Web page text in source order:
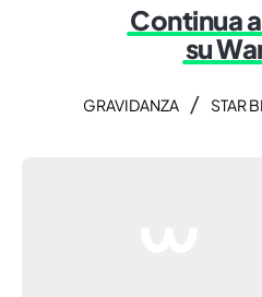
Continua
su
GRAVIDANZA / STAR